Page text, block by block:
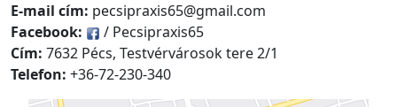
E-mail cím: pecsipraxis65@gmail.com
Facebook:
/ Pecsipraxis65
Cím: 7632 Pécs, Testvérvárosok tere 2/1
Telefon: +36-72-230-340